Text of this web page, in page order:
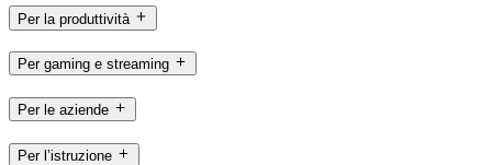
Per la produttività
Per gaming e streaming
Per le aziende
Per l’istruzione